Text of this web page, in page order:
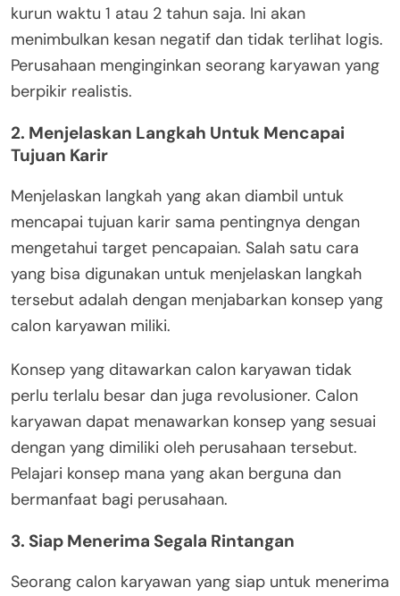
kurun waktu 1 atau 2 tahun saja. Ini akan
menimbulkan kesan negatif dan tidak terlihat logis.
Perusahaan menginginkan seorang karyawan yang
berpikir realistis.
2. Menjelaskan Langkah Untuk Mencapai
Tujuan Karir
Menjelaskan langkah yang akan diambil untuk
mencapai tujuan karir sama pentingnya dengan
mengetahui target pencapaian. Salah satu cara
yang bisa digunakan untuk menjelaskan langkah
tersebut adalah dengan menjabarkan konsep yang
calon karyawan miliki.
Konsep yang ditawarkan calon karyawan tidak
perlu terlalu besar dan juga revolusioner. Calon
karyawan dapat menawarkan konsep yang sesuai
dengan yang dimiliki oleh perusahaan tersebut.
Pelajari konsep mana yang akan berguna dan
bermanfaat bagi perusahaan.
3. Siap Menerima Segala Rintangan
Seorang calon karyawan yang siap untuk menerima